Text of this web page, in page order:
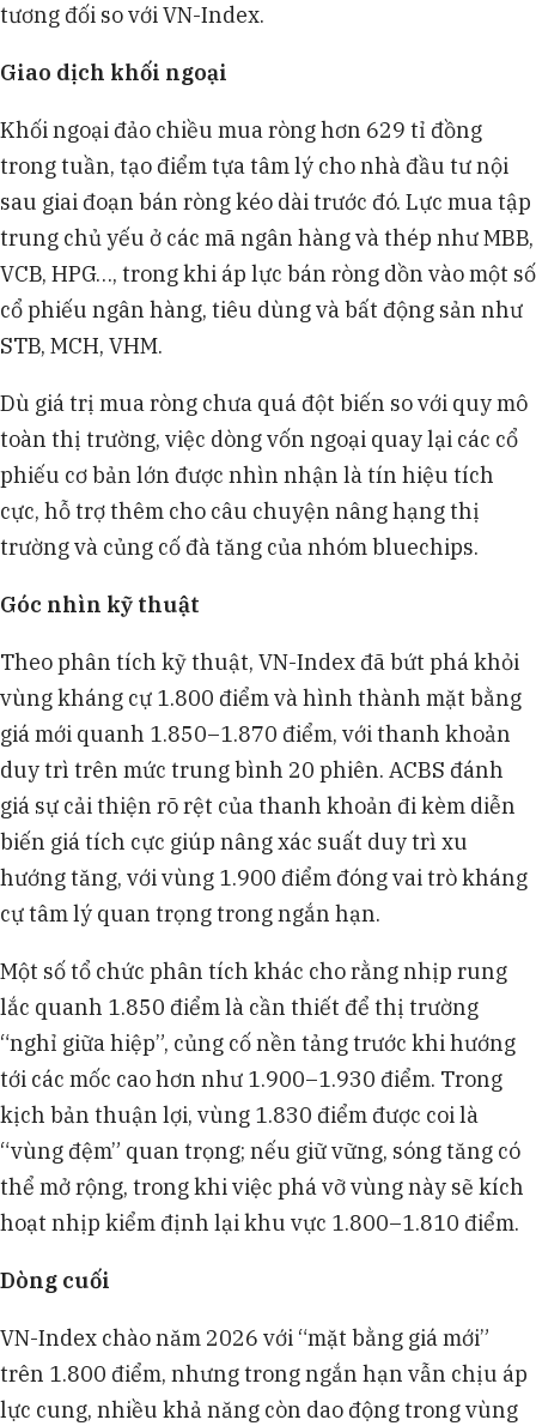
tương đối so với VN-Index.
Giao dịch khối ngoại
Khối ngoại đảo chiều mua ròng hơn 629 tỉ đồng
trong tuần, tạo điểm tựa tâm lý cho nhà đầu tư nội
sau giai đoạn bán ròng kéo dài trước đó. Lực mua tập
trung chủ yếu ở các mã ngân hàng và thép như MBB,
VCB, HPG…, trong khi áp lực bán ròng dồn vào một số
cổ phiếu ngân hàng, tiêu dùng và bất động sản như
STB, MCH, VHM.
Dù giá trị mua ròng chưa quá đột biến so với quy mô
toàn thị trường, việc dòng vốn ngoại quay lại các cổ
phiếu cơ bản lớn được nhìn nhận là tín hiệu tích
cực, hỗ trợ thêm cho câu chuyện nâng hạng thị
trường và củng cố đà tăng của nhóm bluechips.
Góc nhìn kỹ thuật
Theo phân tích kỹ thuật, VN-Index đã bứt phá khỏi
vùng kháng cự 1.800 điểm và hình thành mặt bằng
giá mới quanh 1.850–1.870 điểm, với thanh khoản
duy trì trên mức trung bình 20 phiên. ACBS đánh
giá sự cải thiện rõ rệt của thanh khoản đi kèm diễn
biến giá tích cực giúp nâng xác suất duy trì xu
hướng tăng, với vùng 1.900 điểm đóng vai trò kháng
cự tâm lý quan trọng trong ngắn hạn.
Một số tổ chức phân tích khác cho rằng nhịp rung
lắc quanh 1.850 điểm là cần thiết để thị trường
“nghỉ giữa hiệp”, củng cố nền tảng trước khi hướng
tới các mốc cao hơn như 1.900–1.930 điểm. Trong
kịch bản thuận lợi, vùng 1.830 điểm được coi là
“vùng đệm” quan trọng; nếu giữ vững, sóng tăng có
thể mở rộng, trong khi việc phá vỡ vùng này sẽ kích
hoạt nhịp kiểm định lại khu vực 1.800–1.810 điểm.
Dòng cuối
VN-Index chào năm 2026 với “mặt bằng giá mới”
trên 1.800 điểm, nhưng trong ngắn hạn vẫn chịu áp
lực cung, nhiều khả năng còn dao động trong vùng